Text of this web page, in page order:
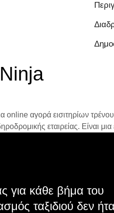
αγορά εισιτηρίων
εταιρείας. Είναι
για κάθε βήμα του
ταξιδιού δεν